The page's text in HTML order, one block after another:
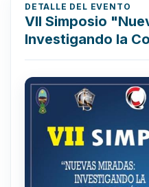
DETALLE DEL EVENTO
VII Simposio
Investigando la